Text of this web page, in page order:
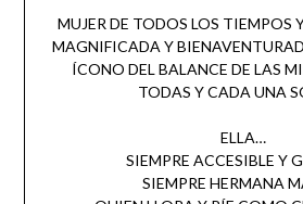
MUJER DE TODOS LOS TIEMPOS
MAGNIFICADA Y
ÍCONO DEL BALANCE DE LAS
TODAS Y CADA UNA
ELLA…
SIEMPRE ACCESIBLE Y
SIEMPRE HERMANA